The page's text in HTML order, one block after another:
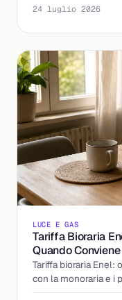
24 luglio 2026
LUCE E GAS
Tariffa Bioraria
Quando
Tariffa bioraria Enel:
con la monoraria e i
accendere la sera